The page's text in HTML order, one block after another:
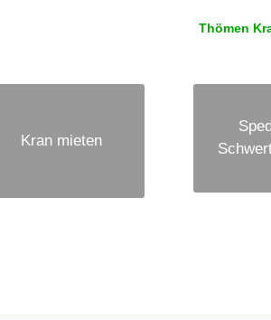
Thömen
Kran mieten